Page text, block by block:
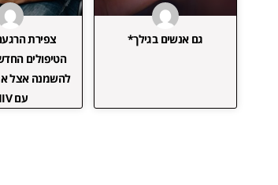
גם אנשים בגילך*
צפירת
הטיפולים
להשמנה אצל
עם HIV‏